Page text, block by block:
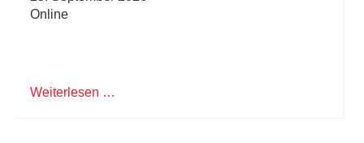
Online
Weiterlesen …